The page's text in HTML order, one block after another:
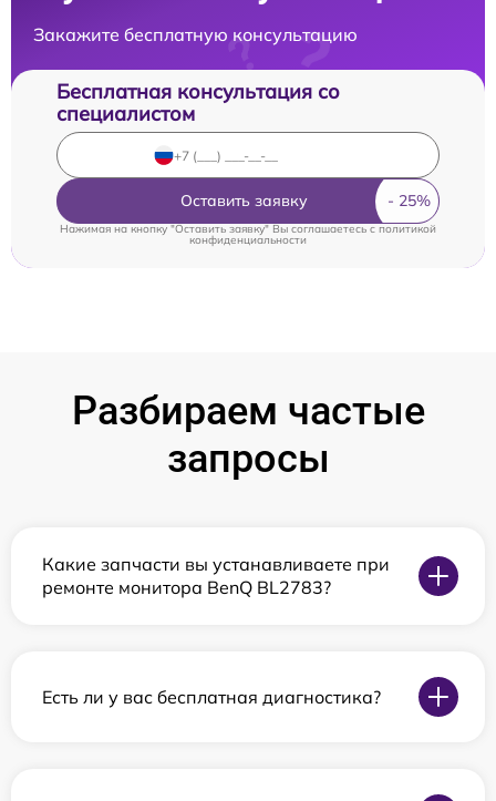
Закажите бесплатную консультацию
Бесплатная консультация со
специалистом
Оставить заявку
Нажимая на кнопку "Оставить заявку" Вы соглашаетесь c политикой
конфиденциальности
Разбираем частые
запросы
Какие запчасти вы устанавливаете при
ремонте монитора BenQ BL2783?
Есть ли у вас бесплатная диагностика?